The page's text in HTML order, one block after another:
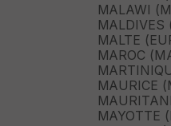
MALAWI
MALDIVES
MALTE
MAURICE
MAYOTTE